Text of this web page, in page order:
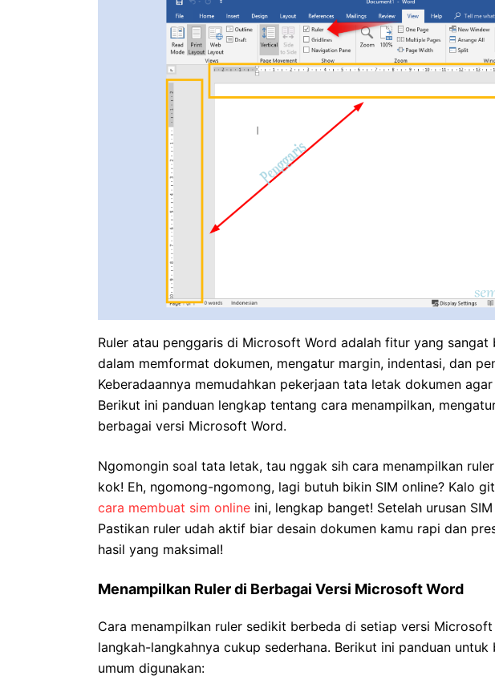
Ruler atau penggaris di Microsoft Word adalah fitur yang sangat
dalam memformat dokumen, mengatur margin, indentasi, dan
Keberadaannya memudahkan pekerjaan tata letak dokumen
Berikut ini panduan lengkap tentang cara menampilkan,
berbagai versi Microsoft Word.
Ngomongin soal tata letak, tau nggak sih cara menampilkan
kok! Eh, ngomong-ngomong, lagi butuh bikin SIM online? Kalo
cara membuat sim online ini, lengkap banget! Setelah urusan
Pastikan ruler udah aktif biar desain dokumen kamu rapi dan
hasil yang maksimal!
Menampilkan Ruler di Berbagai Versi Microsoft Word
Cara menampilkan ruler sedikit berbeda di setiap versi
langkah-langkahnya cukup sederhana. Berikut ini panduan
umum digunakan: